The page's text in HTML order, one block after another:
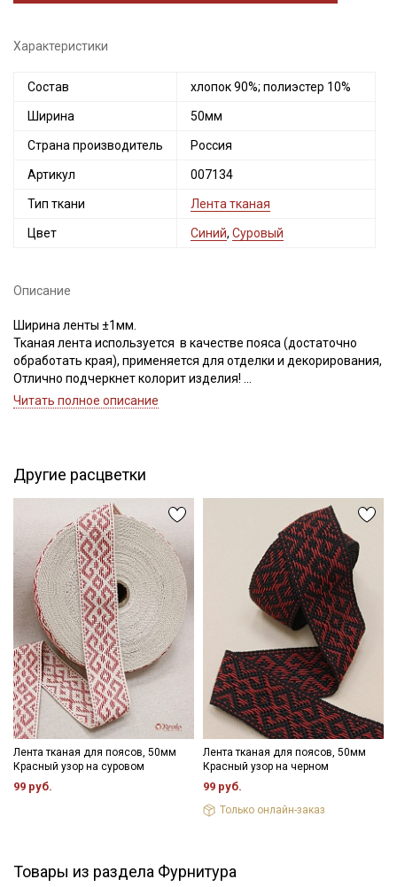
Характеристики
Состав хлопок 90%; полиэстер 10%
Ширина 50мм
Страна производитель Россия
Артикул 007134
Тип ткани Лента тканая
Цвет Синий, Суровый
Описание
Ширина ленты ±1мм.
Тканая лента используется в качестве пояса (достаточно
обработать края), применяется для отделки и декорирования,
Отлично подчеркнет колорит изделия!
Цветопередача может отличаться от оригинального цвета
Читать полное описание
Другие расцветки
Лента тканая для поясов, 50мм
Красный узор на суровом
99 руб.
Лента тканая для поясов, 50мм
Красный узор на черном
99 руб.
Только онлайн-заказ
Товары из раздела Фурнитура
Секретная рассылка от Купава
Мы публикуем здесь дополнительные
промокоды и скидки до 30% на узкие
категории тканей
Электронная почта
Подписаться
Ознакомлен(а) сПолитикой обработки персональных
данныхи даюСогласие на обработку персональных
данных
ДаюСогласие на получение рекламных и
информационных рассылок